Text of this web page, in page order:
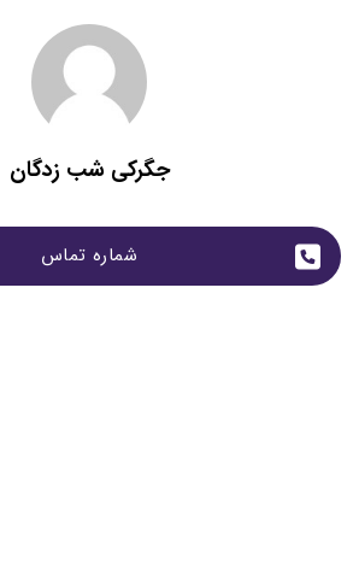
جگرکی شب زدگان
شماره تماس